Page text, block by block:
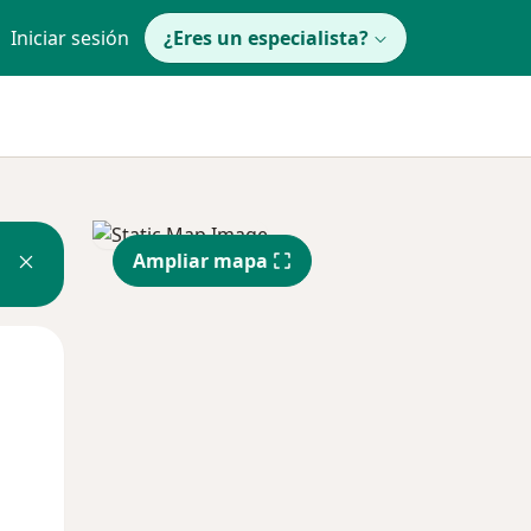
Iniciar sesión ¿Eres un especialista?
Ampliar mapa